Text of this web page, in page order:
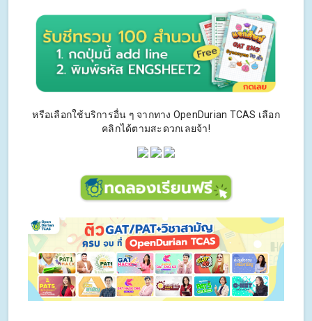
หรือเลือกใช้บริการอื่น ๆ จากทาง OpenDurian TCAS เลือก
คลิกได้ตามสะดวกเลยจ้า!